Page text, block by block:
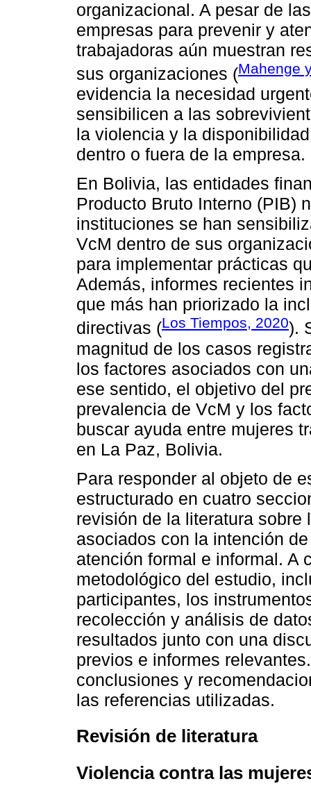
organizacional. A pesar de
empresas para prevenir y
trabajadoras aún muestran
sus organizaciones (Mahenge
evidencia la necesidad
sensibilicen a las
la violencia y la
dentro o fuera de la empresa.
En Bolivia, las entidades
Producto Bruto Interno (PIB)
instituciones se han
VcM dentro de sus
para implementar prácticas
Además, informes recientes
que más han priorizado la
directivas (Los Tiempos, 2020).
magnitud de los casos
los factores asociados con
ese sentido, el objetivo del
prevalencia de VcM y los
buscar ayuda entre mujeres
en La Paz, Bolivia.
Para responder al objeto de
estructurado en cuatro
revisión de la literatura
asociados con la intención
atención formal e informal. A
metodológico del estudio,
participantes, los
recolección y análisis de
resultados junto con una
previos e informes
conclusiones y
las referencias utilizadas.
Revisión de literatura
Violencia contra las